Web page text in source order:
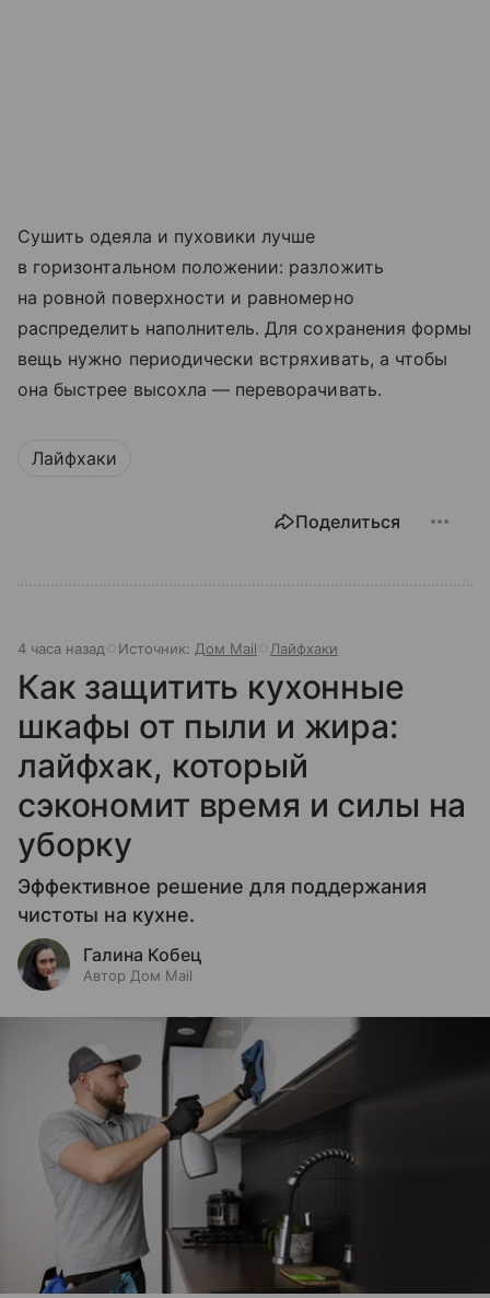
Сушить одеяла и пуховики лучше
в горизонтальном положении: разложить
на ровной поверхности и равномерно
распределить наполнитель. Для сохранения формы
вещь нужно периодически встряхивать, а чтобы
она быстрее высохла — переворачивать.
Лайфхаки
Поделиться
4 часа назад Источник: Дом Mail Лайфхаки
Как защитить кухонные
шкафы от пыли и жира:
лайфхак, который
сэкономит время и силы на
уборку
Эффективное решение для поддержания
чистоты на кухне.
Галина Кобец
Автор Дом Mail